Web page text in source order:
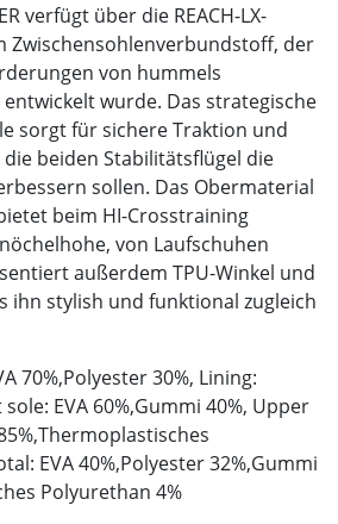
verfügt über die REACH-LX-
Zwischensohlenverbundstoff, der
von hummels
wurde. Das strategische
sorgt für sichere Traktion und
beiden Stabilitätsflügel die
sollen. Das Obermaterial
beim HI-Crosstraining
von Laufschuhen
außerdem TPU-Winkel und
ihn stylish und funktional zugleich
70%,Polyester 30%, Lining:
EVA 60%,Gummi 40%, Upper
EVA 40%,Polyester 32%,Gummi
Polyurethan 4%